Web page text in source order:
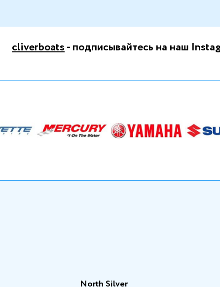
cliverboats- подписывайтесь на наш
North Silver